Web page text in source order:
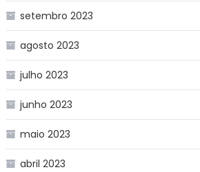
setembro 2023
agosto 2023
julho 2023
junho 2023
maio 2023
abril 2023